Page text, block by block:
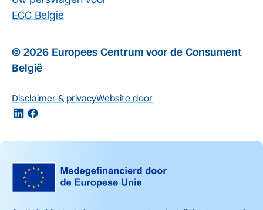
ECC België
© 2026 Europees Centrum voor de Consument
België
Disclaimer & privacyWebsite door